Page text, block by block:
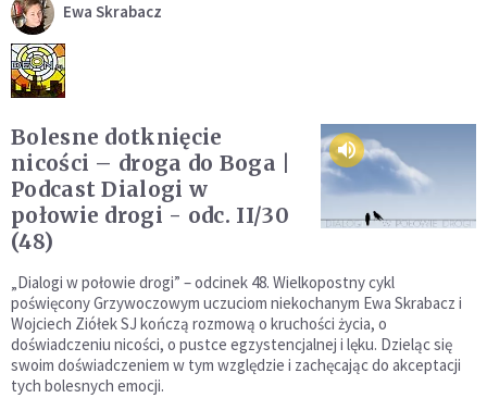
Ewa Skrabacz
Bolesne dotknięcie
nicości – droga do Boga |
Podcast Dialogi w
połowie drogi - odc. II/30
(48)
„Dialogi w połowie drogi” – odcinek 48. Wielkopostny cykl
poświęcony Grzywoczowym uczuciom niekochanym Ewa Skrabacz i
Wojciech Ziółek SJ kończą rozmową o kruchości życia, o
doświadczeniu nicości, o pustce egzystencjalnej i lęku. Dzieląc się
swoim doświadczeniem w tym względzie i zachęcając do akceptacji
tych bolesnych emocji.